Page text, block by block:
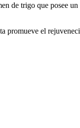
de trigo que posee
promueve el